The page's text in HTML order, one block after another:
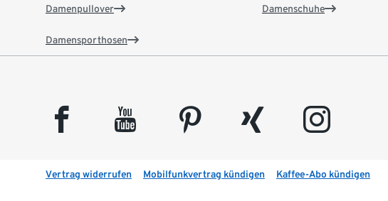
Damenpullover
Damensporthosen
Damenschuhe
facebook youtube pinterest xing instagram
Vertrag widerrufen Mobilfunkvertrag kündigen Kaffee-Abo kündigen